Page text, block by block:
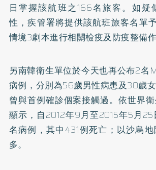
日掌握該航班之166名旅客。如疑
性，疾管署將提供該航班旅客名單
情境3劇本進行相關檢疫及防疫整備作
另南韓衛生單位於今天也再公布2名
病例，分別為56歲男性病患及30歲
曾與首例確診個案接觸過。依世界
顯示，自2012年9月至2015年5月25
名病例，其中431例死亡；以沙烏
多。